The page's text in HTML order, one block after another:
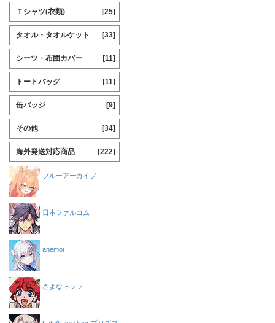
Ｔシャツ(衣類) [25]
タオル・タオルケット [33]
シーツ・布団カバー [11]
トートバッグ [11]
缶バッジ [9]
その他 [34]
海外発送対応商品 [222]
ブルーアーカイブ
日本ファルコム
anemoi
さよならララ